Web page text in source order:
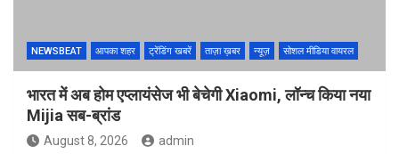
NEWSBEAT आपका शहर ट्रेंडिंग खबरें ताज़ा ख़बर न्यूज़ सोशल मीडिया वायरल
भारत में अब होम एप्लायंसेज भी बेचेगी Xiaomi, लॉन्च किया नया
Mijia सब-ब्रांड
August 8, 2026 admin